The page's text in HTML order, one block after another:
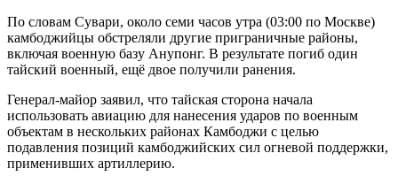
По словам Сувари, около семи часов утра (03:00 по Москве)
камбоджийцы обстреляли другие приграничные районы,
включая военную базу Анупонг. В результате погиб один
тайский военный, ещё двое получили ранения.
Генерал-майор заявил, что тайская сторона начала
использовать авиацию для нанесения ударов по военным
объектам в нескольких районах Камбоджи с целью
подавления позиций камбоджийских сил огневой поддержки,
применивших артиллерию.